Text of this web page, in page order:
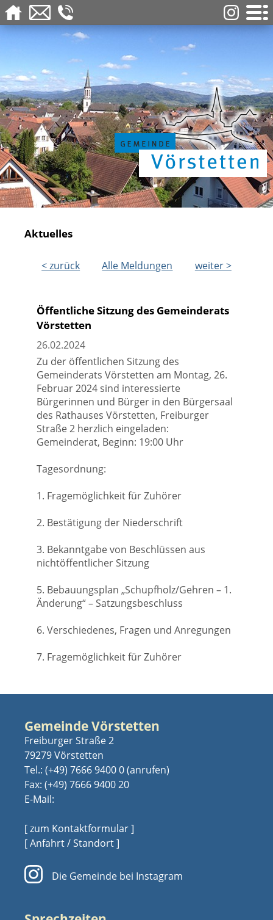
Aktuelles
< zurück Alle Meldungen weiter >
Öffentliche Sitzung des Gemeinderats
Vörstetten
26.02.2024
Zu der öffentlichen Sitzung des
Gemeinderats Vörstetten am Montag, 26.
Februar 2024 sind interessierte
Bürgerinnen und Bürger in den Bürgersaal
des Rathauses Vörstetten, Freiburger
Straße 2 herzlich eingeladen:
Gemeinderat, Beginn: 19:00 Uhr
Tagesordnung:
1. Fragemöglichkeit für Zuhörer
2. Bestätigung der Niederschrift
3. Bekanntgabe von Beschlüssen aus
nichtöffentlicher Sitzung
5. Bebauungsplan „Schupfholz/Gehren – 1.
Änderung“ – Satzungsbeschluss
6. Verschiedenes, Fragen und Anregungen
7. Fragemöglichkeit für Zuhörer
Gemeinde Vörstetten
Freiburger Straße 2
79279 Vörstetten
Tel.: (+49) 7666 9400 0
Fax: (+49) 7666 9400 20
E-Mail:
[ zum Kontaktformular ]
[ Anfahrt / Standort ]
Die Gemeinde bei Instagram